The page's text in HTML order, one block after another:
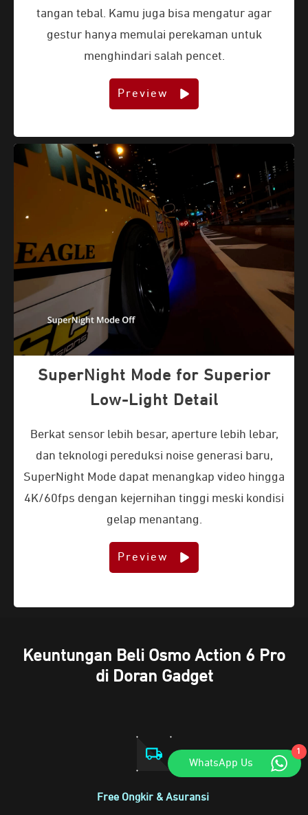
tangan tebal. Kamu juga bisa mengatur agar
gestur hanya memulai perekaman untuk
menghindari salah pencet.
Preview
SuperNight Mode for Superior
Low-Light Detail
Berkat sensor lebih besar, aperture lebih lebar,
dan teknologi pereduksi noise generasi baru,
SuperNight Mode dapat menangkap video hingga
4K/60fps dengan kejernihan tinggi meski kondisi
gelap menantang.
Preview
Keuntungan Beli Osmo Action 6 Pro
di Doran Gadget
Free Ongkir & Asuransi
1
WhatsApp Us